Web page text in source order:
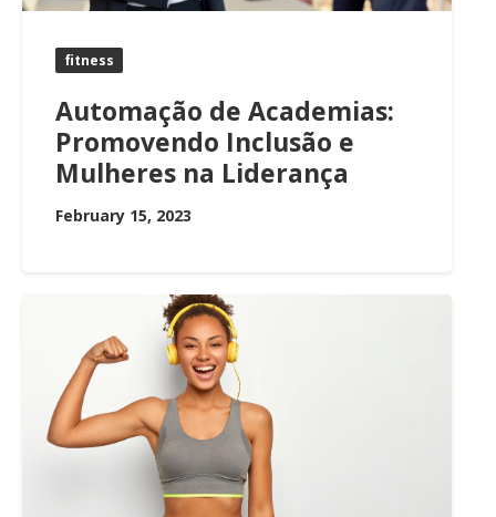
fitness
Automação de Academias:
Promovendo Inclusão e
Mulheres na Liderança
February 15, 2023